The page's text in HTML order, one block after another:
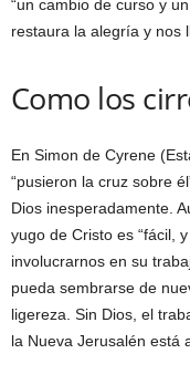
“un cambio de curso y
restaura la alegría y nos
Como los
En Simon de Cyrene
“pusieron la cruz sobre
Dios inesperadamente.
yugo de Cristo es “fácil,
involucrarnos en su
pueda sembrarse de
ligereza. Sin Dios, el
la Nueva Jerusalén está